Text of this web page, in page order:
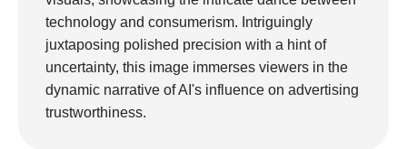
technology and consumerism. Intriguingly
juxtaposing polished precision with a hint of
uncertainty, this image immerses viewers in the
dynamic narrative of AI's influence on advertising
trustworthiness.